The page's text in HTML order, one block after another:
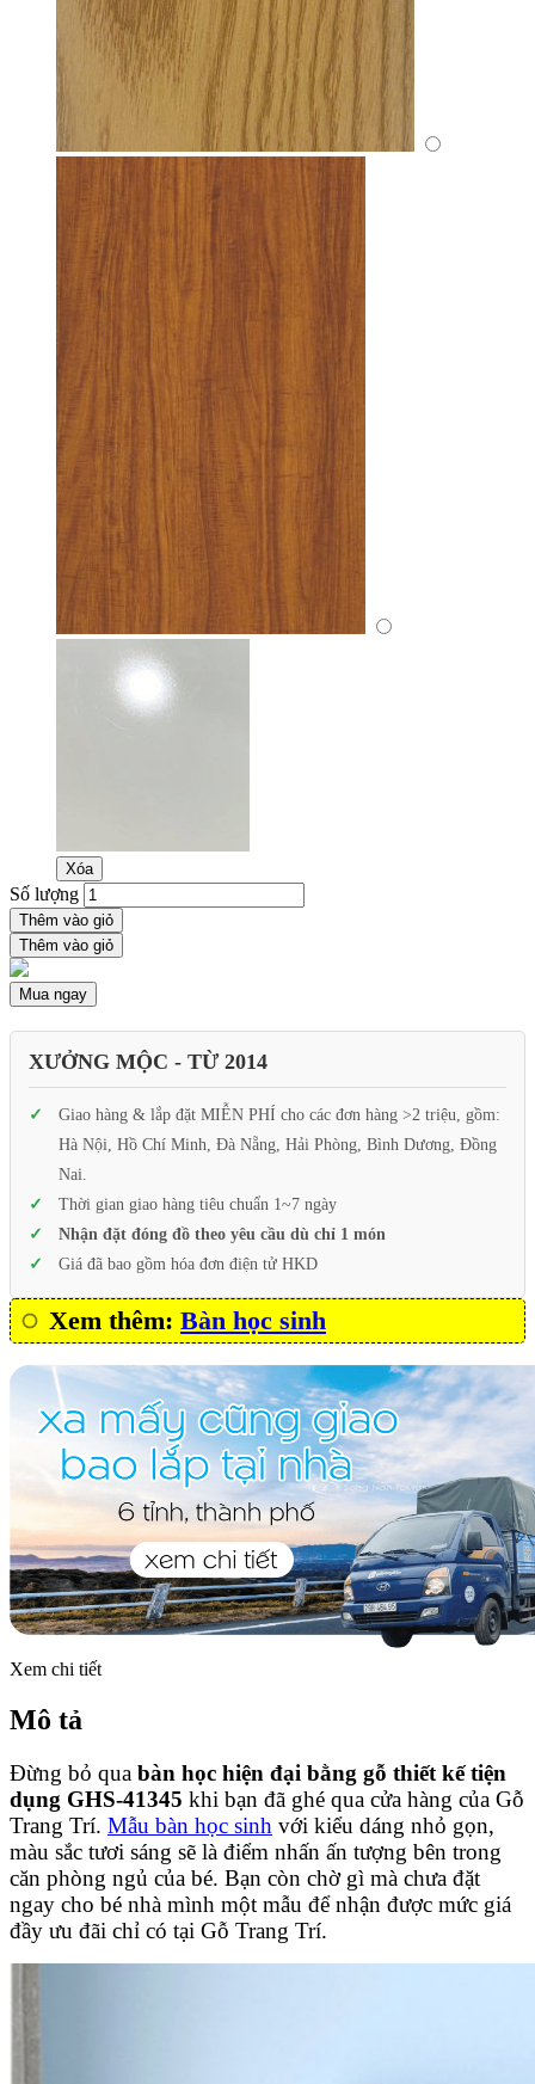
Xóa
Số lượng
Thêm vào giỏ
Thêm vào giỏ
Mua ngay
XƯỞNG MỘC - TỪ 2014
Giao hàng & lắp đặt MIỄN PHÍ cho các đơn hàng >2 triệu, gồm:
Hà Nội, Hồ Chí Minh, Đà Nẵng, Hải Phòng, Bình Dương, Đồng
Nai.
Thời gian giao hàng tiêu chuẩn 1~7 ngày
Nhận đặt đóng đồ theo yêu cầu dù chỉ 1 món
Giá đã bao gồm hóa đơn điện tử HKD
Xem thêm: Bàn học sinh
Xem chi tiết
Mô tả
Đừng bỏ qua bàn học hiện đại bằng gỗ thiết kế tiện
dụng GHS-41345 khi bạn đã ghé qua cửa hàng của Gỗ
Trang Trí. Mẫu bàn học sinh với kiểu dáng nhỏ gọn,
màu sắc tươi sáng sẽ là điểm nhấn ấn tượng bên trong
căn phòng ngủ của bé. Bạn còn chờ gì mà chưa đặt
ngay cho bé nhà mình một mẫu để nhận được mức giá
đầy ưu đãi chỉ có tại Gỗ Trang Trí.